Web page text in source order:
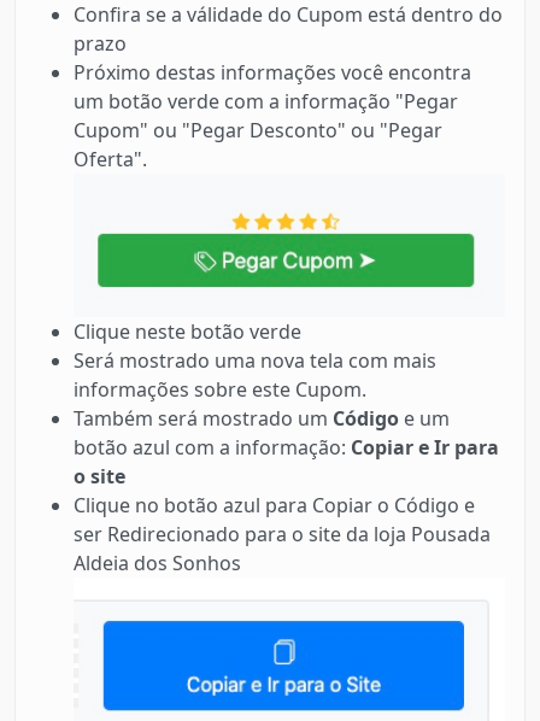
Confira se a válidade do Cupom está dentro do
prazo
Próximo destas informações você encontra
um botão verde com a informação "Pegar
Cupom" ou "Pegar Desconto" ou "Pegar
Oferta".
Clique neste botão verde
Será mostrado uma nova tela com mais
informações sobre este Cupom.
Também será mostrado um Código e um
botão azul com a informação: Copiar e Ir para
o site
Clique no botão azul para Copiar o Código e
ser Redirecionado para o site da loja Pousada
Aldeia dos Sonhos